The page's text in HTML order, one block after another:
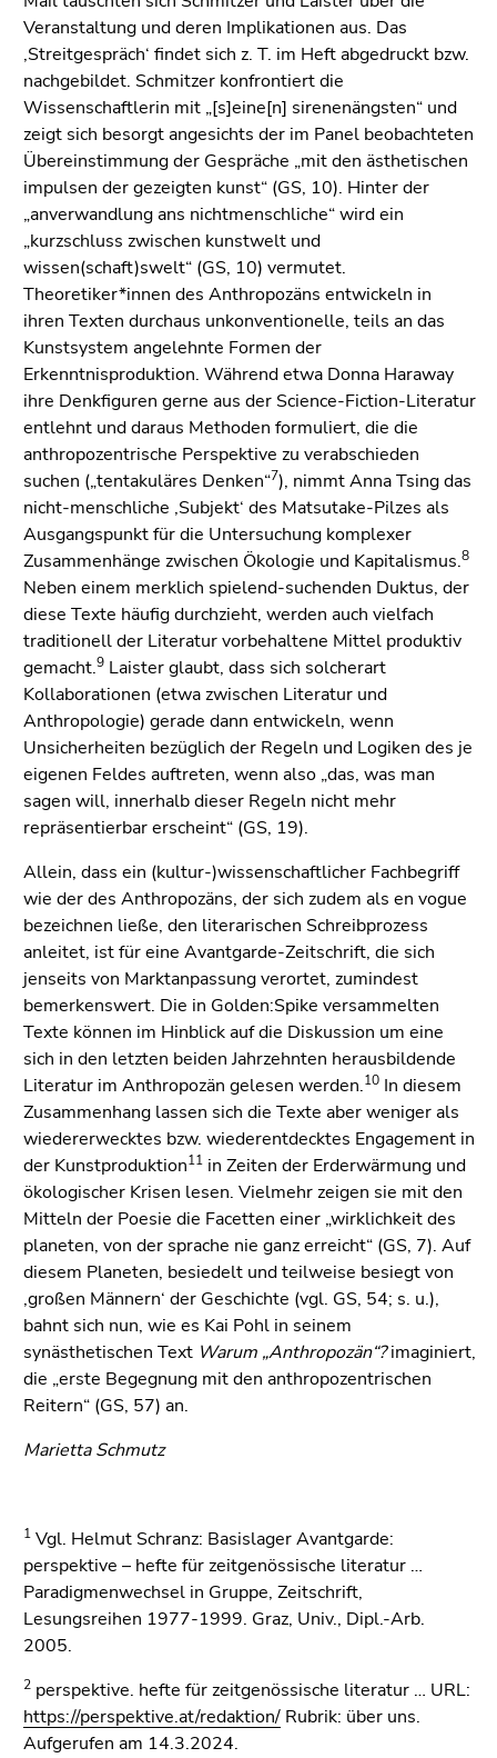
Veranstaltung und deren Implikationen aus. Das
‚Streitgespräch‘ findet sich z. T. im Heft abgedruckt bzw.
nachgebildet. Schmitzer konfrontiert die
Wissenschaftlerin mit „[s]eine[n] sirenenängsten“ und
zeigt sich besorgt angesichts der im Panel beobachteten
Übereinstimmung der Gespräche „mit den ästhetischen
impulsen der gezeigten kunst“ (GS, 10). Hinter der
„anverwandlung ans nichtmenschliche“ wird ein
„kurzschluss zwischen kunstwelt und
wissen(schaft)swelt“ (GS, 10) vermutet.
Theoretiker*innen des Anthropozäns entwickeln in
ihren Texten durchaus unkonventionelle, teils an das
Kunstsystem angelehnte Formen der
Erkenntnisproduktion. Während etwa Donna Haraway
ihre Denkfiguren gerne aus der Science-Fiction-Literatur
entlehnt und daraus Methoden formuliert, die die
anthropozentrische Perspektive zu verabschieden
suchen („tentakuläres Denken“7), nimmt Anna Tsing das
nicht-menschliche ‚Subjekt‘ des Matsutake-Pilzes als
Ausgangspunkt für die Untersuchung komplexer
Zusammenhänge zwischen Ökologie und Kapitalismus.8
Neben einem merklich spielend-suchenden Duktus, der
diese Texte häufig durchzieht, werden auch vielfach
traditionell der Literatur vorbehaltene Mittel produktiv
gemacht.9 Laister glaubt, dass sich solcherart
Kollaborationen (etwa zwischen Literatur und
Anthropologie) gerade dann entwickeln, wenn
Unsicherheiten bezüglich der Regeln und Logiken des je
eigenen Feldes auftreten, wenn also „das, was man
sagen will, innerhalb dieser Regeln nicht mehr
repräsentierbar erscheint“ (GS, 19).
Allein, dass ein (kultur-)wissenschaftlicher Fachbegriff
wie der des Anthropozäns, der sich zudem als en vogue
bezeichnen ließe, den literarischen Schreibprozess
anleitet, ist für eine Avantgarde-Zeitschrift, die sich
jenseits von Marktanpassung verortet, zumindest
bemerkenswert. Die in Golden:Spike versammelten
Texte können im Hinblick auf die Diskussion um eine
sich in den letzten beiden Jahrzehnten herausbildende
Literatur im Anthropozän gelesen werden.10 In diesem
Zusammenhang lassen sich die Texte aber weniger als
wiedererwecktes bzw. wiederentdecktes Engagement in
der Kunstproduktion11 in Zeiten der Erderwärmung und
ökologischer Krisen lesen. Vielmehr zeigen sie mit den
Mitteln der Poesie die Facetten einer „wirklichkeit des
planeten, von der sprache nie ganz erreicht“ (GS, 7). Auf
diesem Planeten, besiedelt und teilweise besiegt von
‚großen Männern‘ der Geschichte (vgl. GS, 54; s. u.),
bahnt sich nun, wie es Kai Pohl in seinem
synästhetischen Text Warum „Anthropozän“?imaginiert,
die „erste Begegnung mit den anthropozentrischen
Reitern“ (GS, 57) an.
Marietta Schmutz
1 Vgl. Helmut Schranz: Basislager Avantgarde:
perspektive – hefte für zeitgenössische literatur …
Paradigmenwechsel in Gruppe, Zeitschrift,
Lesungsreihen 1977-1999. Graz, Univ., Dipl.-Arb.
2005.
2 perspektive. hefte für zeitgenössische literatur … URL:
https://perspektive.at/redaktion/ Rubrik: über uns.
Aufgerufen am 14.3.2024.